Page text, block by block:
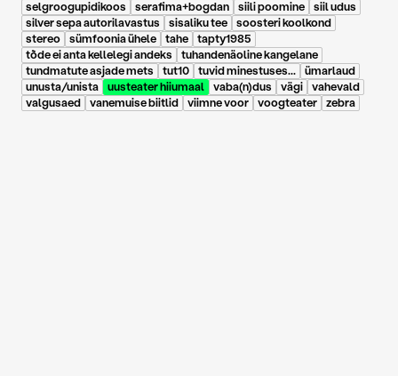
selgroogupidikoos
serafima+bogdan siili poomine
siil udus
silver sepa autorilavastus
sisaliku tee
soosteri koolkond
stereo
sümfoonia ühele tahe
tapty1985
tõde ei anta kellelegi andeks
tuhandenäoline kangelane
tundmatute asjade mets
tut10 tuvid minestuses...
ümarlaud
unusta/unista
uusteater hiiumaal vaba(n)dus vägi
vahevald
valgusaed
vanemuise biitlid viimne voor voogteater zebra